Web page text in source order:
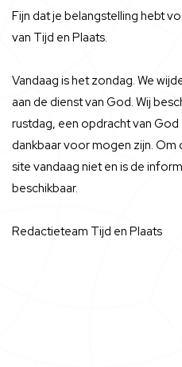
Fijn dat je belangstelling hebt
van Tijd en Plaats.
Vandaag is het zondag. We
aan de dienst van God. Wij
rustdag, een opdracht van God
dankbaar voor mogen zijn. Om
site vandaag niet en is de
beschikbaar.
Redactieteam Tijd en Plaats